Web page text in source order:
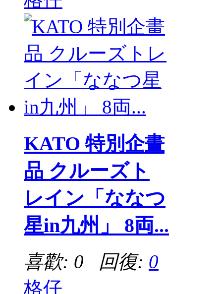
KATO 特別企畫
品 クルーズト
レイン「ななつ
星in九州」 8両...
喜歡: 0 回復: 0
格仔